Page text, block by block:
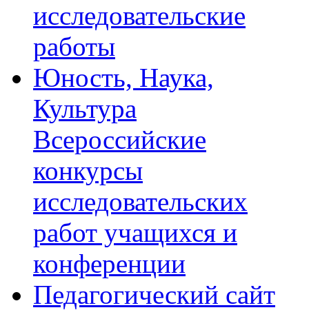
исследовательские
работы
Юность, Наука,
Культура
Всероссийские
конкурсы
исследовательских
работ учащихся и
конференции
Педагогический сайт